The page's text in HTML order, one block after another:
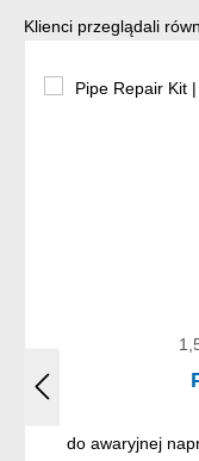
Pomiń galerię
Klienci przeglądali
do awaryjnej